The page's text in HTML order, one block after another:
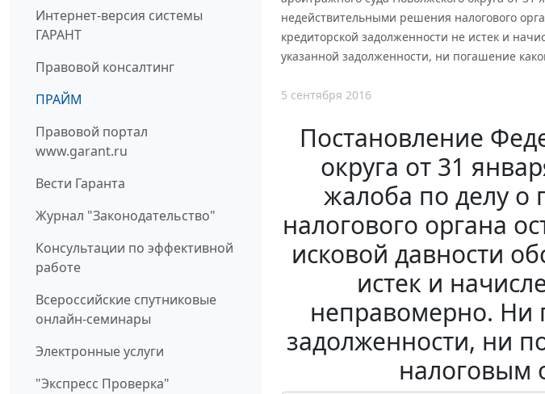
Интернет-версия системы
ГАРАНТ
Правовой консалтинг
ПРАЙМ
Правовой портал
www.garant.ru
Вести Гаранта
Журнал "Законодательство"
Консультации по эффективной
работе
Всероссийские спутниковые
онлайн-семинары
Электронные услуги
"Экспресс Проверка"
недействительными решения налогового
кредиторской задолженности не истек и
указанной задолженности, ни погашение
5 сентября 2016
Постановление
округа от 31
жалоба по делу о
налогового органа
исковой давности
истек и
неправомерно. Ни
задолженности, ни
налоговым